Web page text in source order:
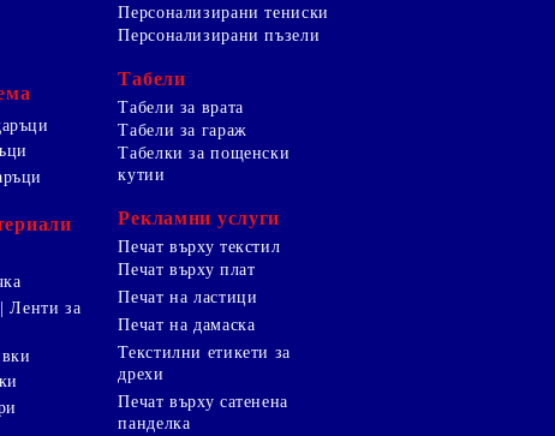
Ленти за
Персонализирани тениски
Персонализирани пъзели
Табели
Табели за врата
Табели за гараж
Табелки за пощенски
кутии
Рекламни услуги
Печат върху текстил
Печат върху плат
Печат на ластици
Печат на дамаска
Текстилни етикети за
дрехи
Печат върху сатенена
панделка